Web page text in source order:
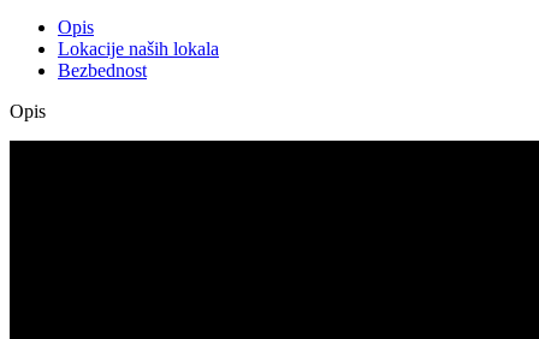
Opis
Lokacije naših lokala
Bezbednost
Opis